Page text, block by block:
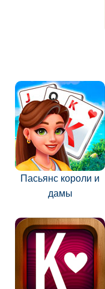
Пасьянс короли и
дамы